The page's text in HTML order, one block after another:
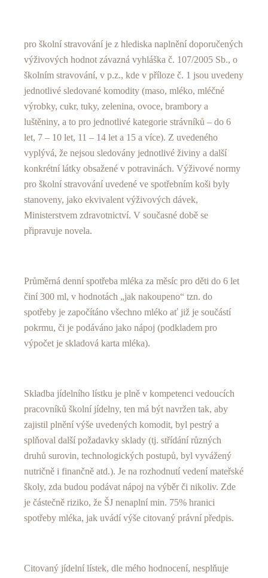
pro školní stravování je z hlediska naplnění doporučených
výživových hodnot závazná vyhláška č. 107/2005 Sb., o
školním stravování, v p.z., kde v příloze č. 1 jsou uvedeny
jednotlivé sledované komodity (maso, mléko, mléčné
výrobky, cukr, tuky, zelenina, ovoce, brambory a
luštěniny, a to pro jednotlivé kategorie strávníků – do 6
let, 7 – 10 let, 11 – 14 let a 15 a více). Z uvedeného
vyplývá, že nejsou sledovány jednotlivé živiny a další
konkrétní látky obsažené v potravinách. Výživové normy
pro školní stravování uvedené ve spotřebním koši byly
stanoveny, jako ekvivalent výživových dávek,
Ministerstvem zdravotnictví. V současné době se
připravuje novela.
Průměrná denní spotřeba mléka za měsíc pro děti do 6 let
činí 300 ml, v hodnotách „jak nakoupeno“ tzn. do
spotřeby je započítáno všechno mléko ať již je součástí
pokrmu, či je podáváno jako nápoj (podkladem pro
výpočet je skladová karta mléka).
Skladba jídelního lístku je plně v kompetenci vedoucích
pracovníků školní jídelny, ten má být navržen tak, aby
zajistil plnění výše uvedených komodit, byl pestrý a
splňoval další požadavky sklady (tj. střídání různých
druhů surovin, technologických postupů, byl vyvážený
nutričně i finančně atd.). Je na rozhodnutí vedení mateřské
školy, zda budou podávat nápoj na výběr či nikoliv. Zde
je částečně riziko, že ŠJ nenaplní min. 75% hranici
spotřeby mléka, jak uvádí výše citovaný právní předpis.
Citovaný jídelní lístek, dle mého hodnocení, nesplňuje